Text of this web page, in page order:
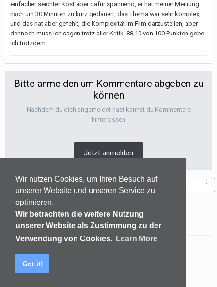
Wir nutzen Cookies, um Ihren Besuch auf
unserer Website und unseren Service zu
optimieren.
Wir betrachten die weitere Nutzung
unserer Website als Zustimmung zu der
Verwendung von Cookies. Learn More
Got it!
einfacher seichter Kost aber dafür spannend, er hat meiner Meinung
nach um 30 Minuten zu kurz gedauert, das Thema war sehr komplex,
und das hat aber gefehlt, die Komplexität im Film darzustellen, aber
dennoch muss ich sagen trotz aller Kritik, 88,10 von 100 Punkten gebe
ich trotzdem.
Bitte anmelden um Kommentare abgeben zu
können
Nachdem du dich angemeldet hast kannst du Kommentare
hinterlassen
Jetzt anmelden
1
GEHE ZUR THEMENÜBERSICHT
Sprachen